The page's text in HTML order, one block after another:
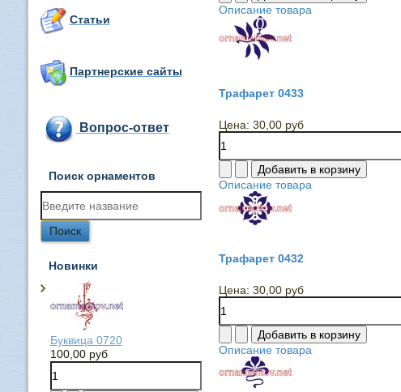
Статьи
Партнерские сайты
Вопрос-ответ
Поиск орнаментов
Новинки
Буквица 0720
100,00 руб
Описание товара
Трафарет 0433
Цена: 30,00 руб
Описание товара
Трафарет 0432
Цена: 30,00 руб
Описание товара